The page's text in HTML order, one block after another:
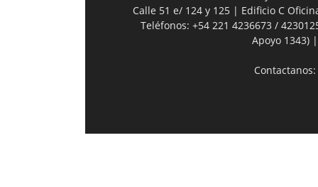
Calle 51 e/ 124 y 125 | Edificio C
Teléfonos: +54 221 4236673 /
Apoyo 1343)
Contactanos: